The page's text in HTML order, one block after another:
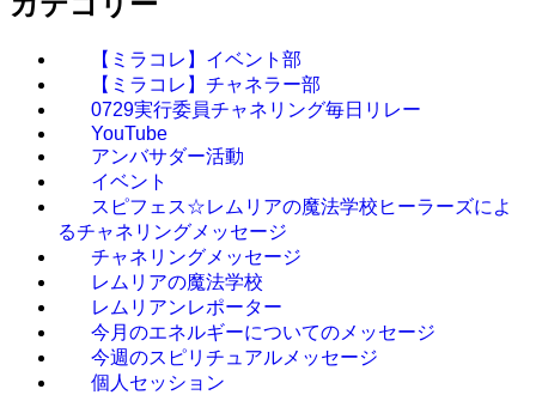
【ミラコレ】イベント部
【ミラコレ】チャネラー部
0729実行委員チャネリング毎日リレー
YouTube
アンバサダー活動
イベント
スピフェス☆レムリアの魔法学校ヒーラーズによ
るチャネリングメッセージ
チャネリングメッセージ
レムリアの魔法学校
レムリアンレポーター
今月のエネルギーについてのメッセージ
今週のスピリチュアルメッセージ
個人セッション